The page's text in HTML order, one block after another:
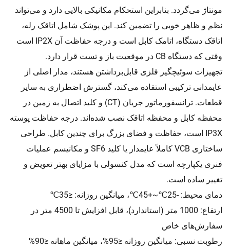
مونتاژ می‌گردد. بنابراین استحکام مکانیکی بالایی دارد و می‌تواند
نظم و ظاهر خوبی را تضمین کند. این پوشک شامل اتاقک رله،
اتاقک دستگاه، اتامک کابل است و درجه حفاظت آن IP2X است
وقتی که دستگاه CB در موقعیت باز و تست قرار دارد.
تجهیزات سوئیچگیر فلزی قابل‌برداشتن هستند، مدار اصلی از
عایمدانی ترکیبی استفاده می‌کند، گسترش اضطراری به سایر
قطعات. ترانسفورماتور جریان (CT) و کلید اتصال به زمین در
محفظه کابل و محفظه اتاقک نصب شده‌اند. درجه حفاظت پوسته
IP3X است، حفاظت و فضای بزرگ برای چندین کابل. طراحی
ساختاری VCB کاملاً عایمدار یا کلید SF6 و مکانیسم عملیات
فنری یکپارچه است که مدل کنسولی با مزایای بهتر تعویض و
تغییر ساده است.
دمای محیط: -25℃~+45℃، میانگین روزانه: ≤35℃
ارتفاع: 1000 متر (استاندارد)، قابل افزایش تا 4500 متر در
سفارش‌های خاص
رطوبت نسبی: میانگین روزانه ≤95%، میانگین ماهانه ≤90%